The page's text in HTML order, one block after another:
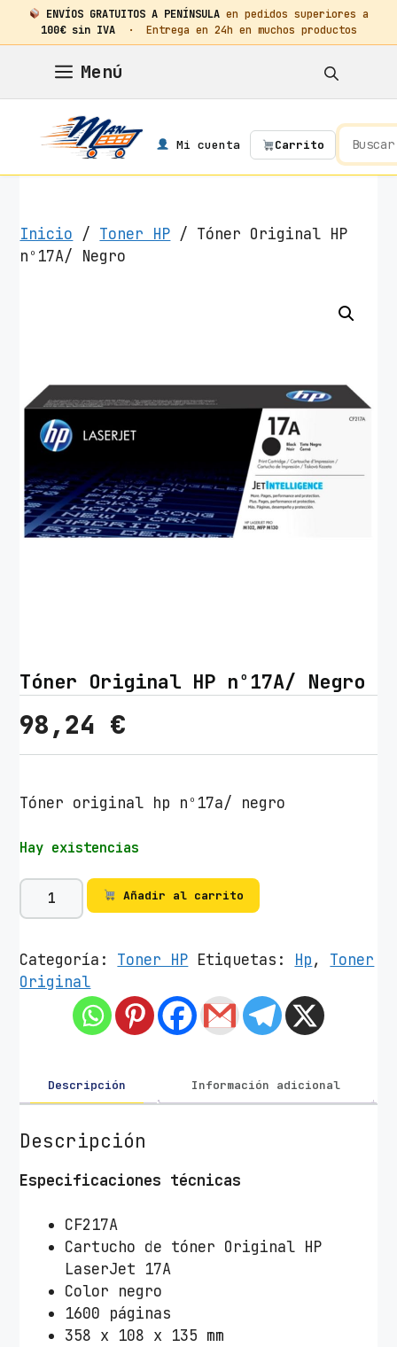
ENVÍOS GRATUITOS A PENÍNSULA en pedidos superiores a
100€ sin IVA· Entrega en 24h en muchos productos
contenido
Menú
Mi cuenta Carrito
Inicio / Toner HP / Tóner Original HP
nº17A/ Negro
Tóner Original HP nº17A/ Negro
98,24 €
Tóner original hp nº17a/ negro
Hay existencias
T
ó
e
r
n
a
l
H
Añadir al carrito
Categoría: Toner HP Etiquetas: Hp, Toner
Original
Descripción Información adicional
Descripción
Especificaciones técnicas
CF217A
Cartucho de tóner Original HP
LaserJet 17A
Color negro
1600 páginas
358 x 108 x 135 mm